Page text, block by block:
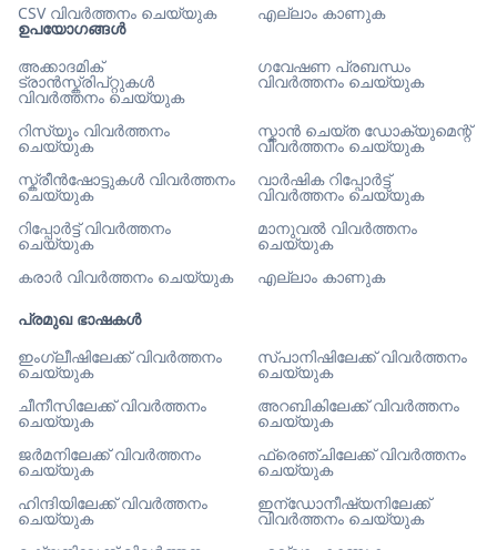
ഉപയോഗങ്ങൾ
അക്കാദമിക്
ട്രാൻസ്ക്രിപ്റ്റുകൾ
വിവർത്തനം ചെയ്യുക
ഗവേഷണ പ്രബന്ധം
വിവർത്തനം ചെയ്യുക
റിസ്യൂം വിവർത്തനം
ചെയ്യുക
സ്കാൻ ചെയ്ത ഡോക്യുമെന്റ്
വിവർത്തനം ചെയ്യുക
സ്ക്രീൻഷോട്ടുകൾ വിവർത്തനം
ചെയ്യുക
വാർഷിക റിപ്പോർട്ട്
വിവർത്തനം ചെയ്യുക
റിപ്പോർട്ട് വിവർത്തനം
ചെയ്യുക
മാനുവൽ വിവർത്തനം
ചെയ്യുക
കരാർ വിവർത്തനം ചെയ്യുക
എല്ലാം കാണുക
പ്രമുഖ ഭാഷകൾ
ഇംഗ്ലീഷിലേക്ക് വിവർത്തനം
ചെയ്യുക
സ്പാനിഷിലേക്ക് വിവർത്തനം
ചെയ്യുക
ചീനീസിലേക്ക് വിവർത്തനം
ചെയ്യുക
അറബികിലേക്ക് വിവർത്തനം
ചെയ്യുക
ജർമനിലേക്ക് വിവർത്തനം
ചെയ്യുക
ഫ്രെഞ്ചിലേക്ക് വിവർത്തനം
ചെയ്യുക
ഹിന്ദിയിലേക്ക് വിവർത്തനം
ചെയ്യുക
ഇന്ഡോനീഷ്യനിലേക്ക്
വിവർത്തനം ചെയ്യുക
CSV വിവർത്തനം ചെയ്യുക
എല്ലാം കാണുക